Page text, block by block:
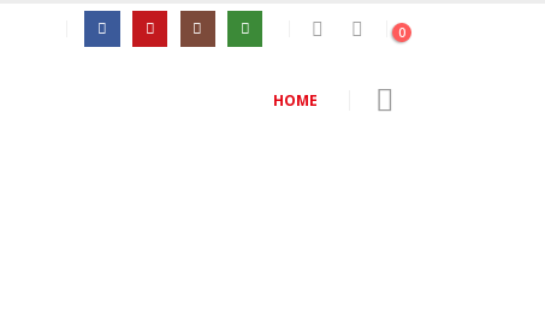
0
HOME